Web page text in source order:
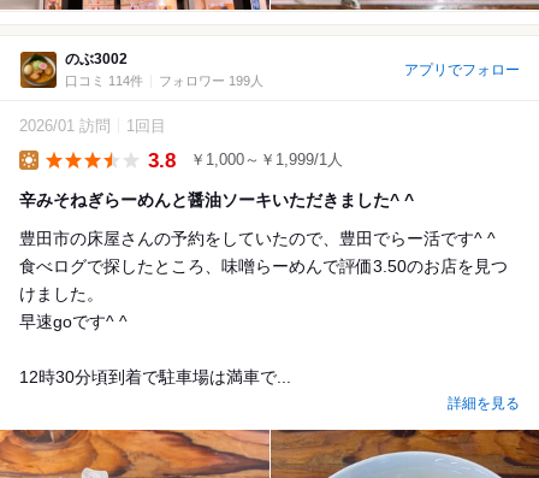
のぶ3002
口コミ 114件 フォロワー 199人
アプリでフォロー
2026/01 訪問 1回目
3.8 ￥1,000～￥1,999/1人
辛みそねぎらーめんと醤油ソーキいただきました^ ^
豊田市の床屋さんの予約をしていたので、豊田でらー活です^ ^
食べログで探したところ、味噌らーめんで評価3.50のお店を見つ
けました。
早速goです^ ^
12時30分頃到着で駐車場は満車で...
詳細を見る